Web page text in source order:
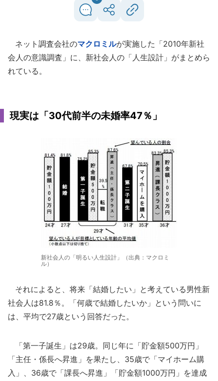
ネット調査会社のマクロミルが実施した「2010年新社
会人の意識調査」に、新社会人の「人生設計」がまとめら
れている。
現実は「30代前半の未婚率47％」
新社会人の「明るい人生設計」（出典：マクロミ
ル）
それによると、将来「結婚したい」と考えている男性新
社会人は81.8％。「何歳で結婚したいか」という問いに
は、平均で27歳という回答だった。
「第一子誕生」は29歳。同じ年に「貯金額500万円」
「主任・係長へ昇進」を果たし、35歳で「マイホーム購
入」、36歳で「課長へ昇進」「貯金額1000万円」を達成